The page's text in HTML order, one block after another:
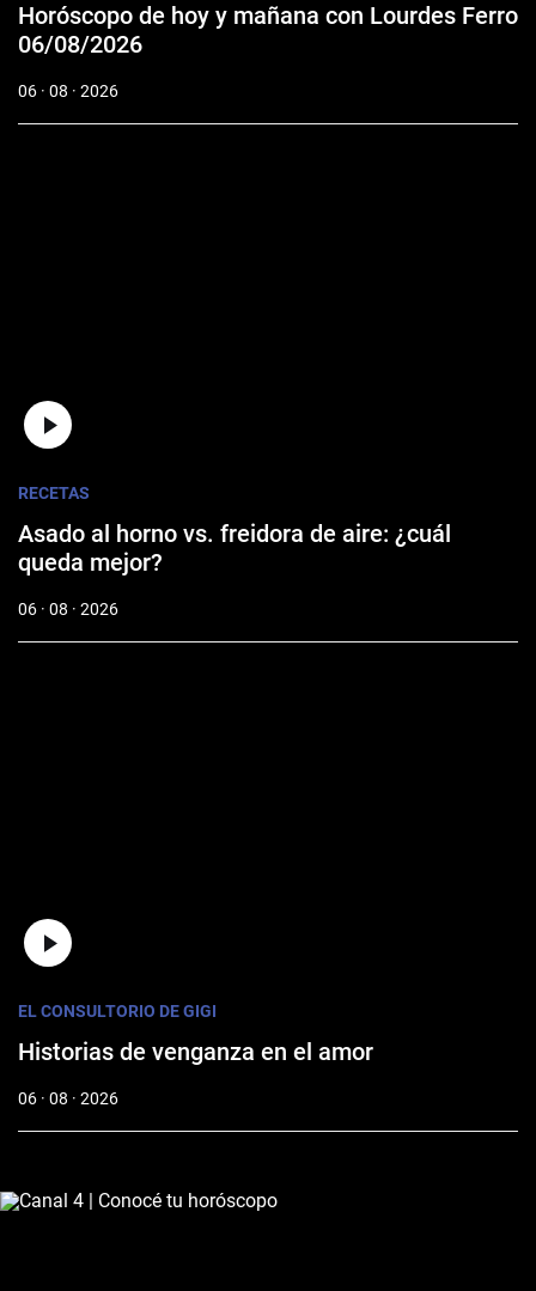
Horóscopo de hoy y mañana con Lourdes Ferro
06/08/2026
06 · 08 · 2026
RECETAS
Asado al horno vs. freidora de aire: ¿cuál
queda mejor?
06 · 08 · 2026
EL CONSULTORIO DE GIGI
Historias de venganza en el amor
06 · 08 · 2026